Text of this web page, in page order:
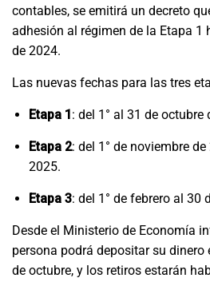
contables, se emitirá un decreto
adhesión al régimen de la Etapa 1
de 2024.
Las nuevas fechas para las tres
Etapa 1 : del 1° al 31 de octubre
Etapa 2: del 1° de noviembre
2025.
Etapa 3: del 1° de febrero al 30
Desde el Ministerio de Economía
persona podrá depositar su dinero
de octubre, y los retiros estarán